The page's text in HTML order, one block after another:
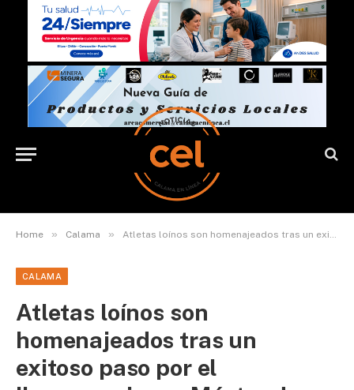
Home » Calama » Atletas loínos son homenajeados tras un exitoso paso por el Iberoamericano Máster de Lima
CALAMA
Atletas loínos son
homenajeados tras un
exitoso paso por el